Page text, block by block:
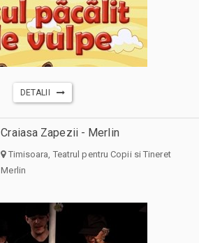
DETALII
Craiasa Zapezii - Merlin
Timisoara, Teatrul pentru Copii si Tineret
Merlin